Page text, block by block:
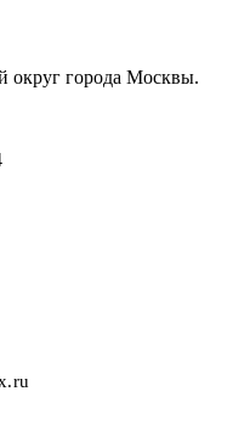
округ города Москвы.